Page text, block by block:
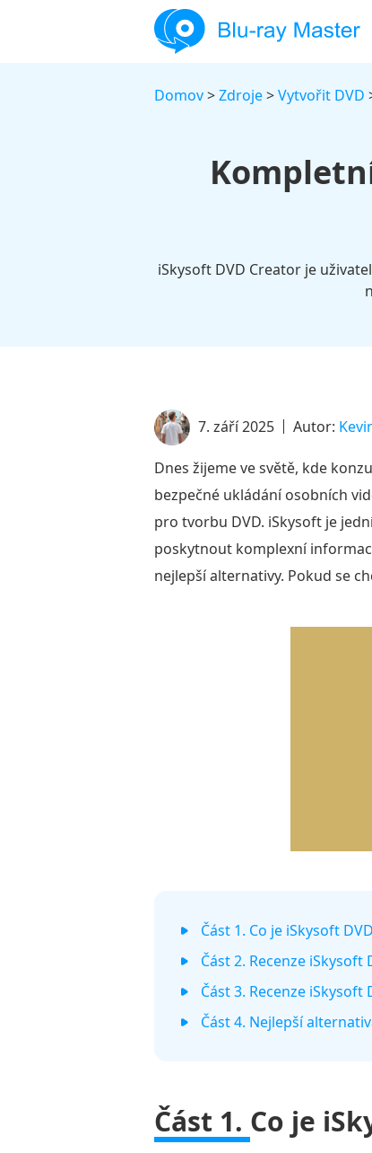
Domov>Zdroje>Vytvořit DVD
iSkysoft DVD Creator je
7. září 2025 Autor:
Dnes žijeme ve světě, kde
bezpečné ukládání osobních
pro tvorbu DVD. iSkysoft je
poskytnout komplexní
nejlepší alternativy. Pokud se
Část 1. Co je iSkysoft
Část 2. Recenze iSkysoft
Část 3. Recenze
Část 4. Nejlepší
Část 1. Co je